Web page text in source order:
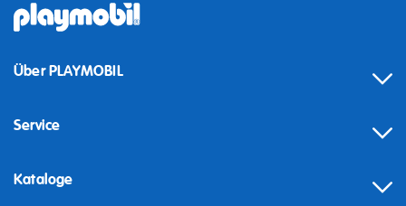
Über PLAYMOBIL
Service
Kataloge